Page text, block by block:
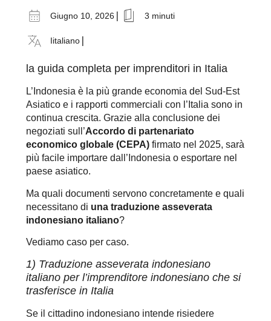
Giugno 10, 2026 3 minuti
Iitaliano|
la guida completa per imprenditori in Italia
L’Indonesia è la più grande economia del Sud-Est
Asiatico e i rapporti commerciali con l’Italia sono in
continua crescita. Grazie alla conclusione dei
negoziati sull’Accordo di partenariato
economico globale (CEPA)firmato nel 2025, sarà
più facile importare dall’Indonesia o esportare nel
paese asiatico.
Ma quali documenti servono concretamente e quali
necessitano di una traduzione asseverata
indonesiano italiano?
Vediamo caso per caso.
1) Traduzione asseverata indonesiano
italiano per l’imprenditore indonesiano che si
trasferisce in Italia
Se il cittadino indonesiano intende risiedere